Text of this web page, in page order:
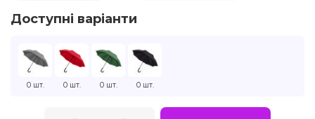
Доступні варіанти
0 шт. 0 шт. 0 шт. 0 шт.